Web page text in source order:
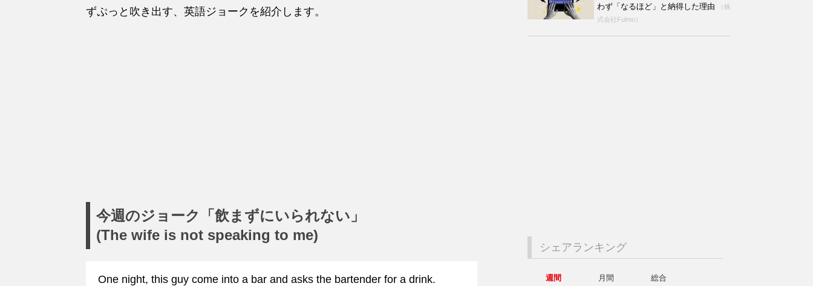
ずぷっと吹き出す、英語ジョークを紹介します。
今週のジョーク「飲まずにいられない」
(The wife is not speaking to me)
One night, this guy come into a bar and asks the bartender for a drink.
わず「なるほど」と納得した理由
（株
式会社Fulmo）
シェアランキング
週間 月間
総合